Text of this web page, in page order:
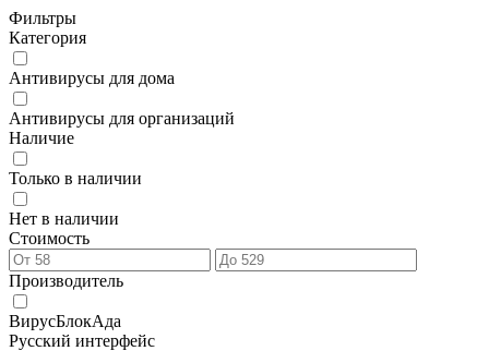
Фильтры
Категория
Антивирусы для дома
Антивирусы для организаций
Наличие
Только в наличии
Нет в наличии
Стоимость
Производитель
ВирусБлокАда
Русский интерфейс